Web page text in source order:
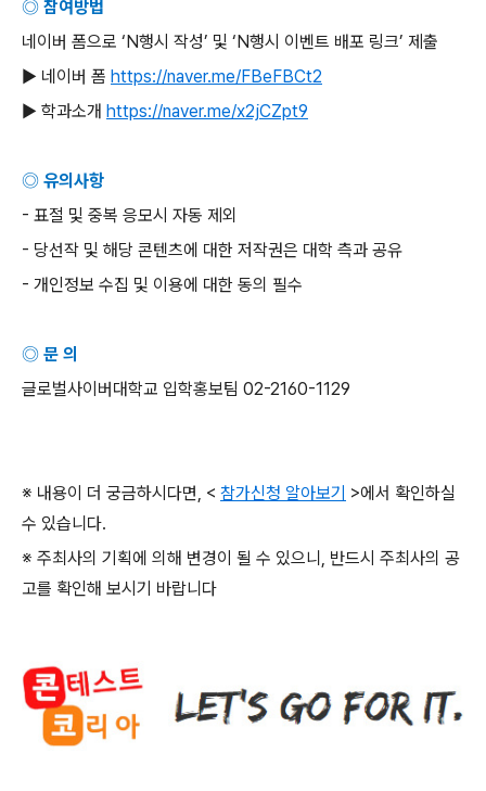
◎ 참여방법
네이버 폼으로 ‘N행시 작성’ 및 ‘N행시 이벤트 배포 링크’ 제출
▶ 네이버 폼 https://naver.me/FBeFBCt2
▶ 학과소개 https://naver.me/x2jCZpt9
◎ 유의사항
- 표절 및 중복 응모시 자동 제외
- 당선작 및 해당 콘텐츠에 대한 저작권은 대학 측과 공유
- 개인정보 수집 및 이용에 대한 동의 필수
◎ 문 의
글로벌사이버대학교 입학홍보팀 02-2160-1129
※ 내용이 더 궁금하시다면, < 참가신청 알아보기 >에서 확인하실
수 있습니다.
※ 주최사의 기획에 의해 변경이 될 수 있으니 , 반드시 주최사의 공
고를 확인해 보시기 바랍니다